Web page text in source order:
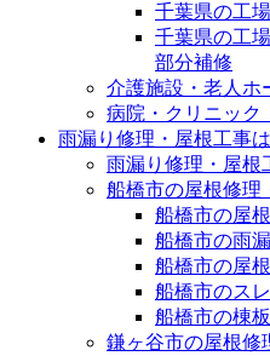
千葉県の工
千葉県の工
部分補修
介護施設・老人ホ
病院・クリニック
雨漏り修理・屋根工事
雨漏り修理・屋根
船橋市の屋根修理
船橋市の屋
船橋市の雨
船橋市の屋
船橋市のス
船橋市の棟
鎌ヶ谷市の屋根修